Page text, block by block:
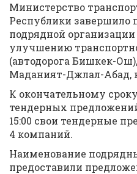
Министерство
Республики завершило
подрядной
улучшению
(автодорога Бишкек-
Маданият-Джлал-Абад,
К окончательному
тендерных
15:00 свои тендерные
4 компаний.
Наименование
предоставили